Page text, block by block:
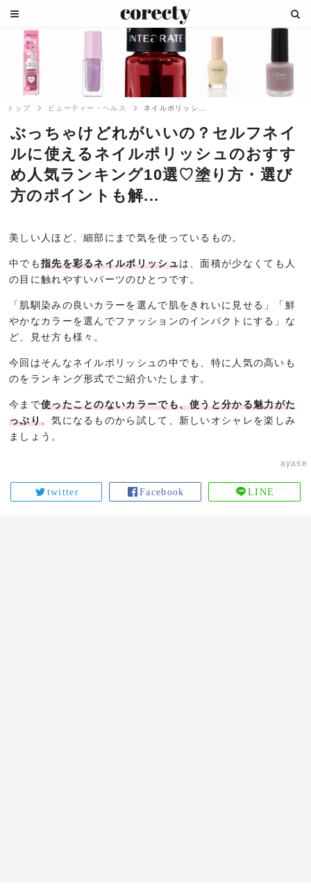
トップ ビューティー・ヘルス
ぶっちゃけどれがいいの？セルフネイ
ルに使えるネイルポリッシュのおすす
め人気ランキング10選♡塗り方・選び
方のポイントも解...
美しい人ほど、細部にまで気を使っているもの。
中でも指先を彩るネイルポリッシュは、面積が少なくても人
の目に触れやすいパーツのひとつです。
「肌馴染みの良いカラーを選んで肌をきれいに見せる」「鮮
やかなカラーを選んでファッションのインパクトにする」な
ど、見せ方も様々。
今回はそんなネイルポリッシュの中でも、特に人気の高いも
のをランキング形式でご紹介いたします。
今まで使ったことのないカラーでも、使うと分かる魅力がた
っぷり。気になるものから試して、新しいオシャレを楽しみ
ましょう。
ayase
twitter Facebook LINE